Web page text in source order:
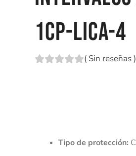
1CP-LICA-4
( Sin reseñas)
Tipo de protección: